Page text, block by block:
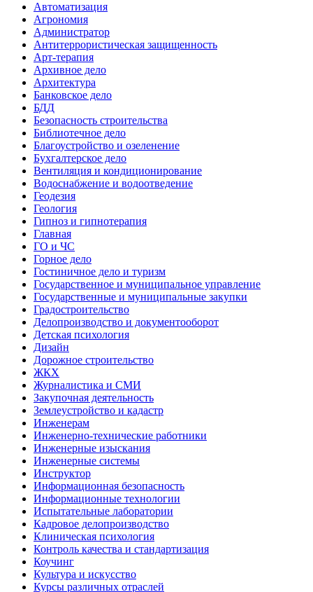
Автоматизация
Агрономия
Администратор
Антитеррористическая защищенность
Арт-терапия
Архивное дело
Архитектура
Банковское дело
БДД
Безопасность строительства
Библиотечное дело
Благоустройство и озеленение
Бухгалтерское дело
Вентиляция и кондиционирование
Водоснабжение и водоотведение
Геодезия
Геология
Гипноз и гипнотерапия
Главная
ГО и ЧС
Горное дело
Гостиничное дело и туризм
Государственное и муниципальное управление
Государственные и муниципальные закупки
Градостроительство
Делопроизводство и документооборот
Детская психология
Дизайн
Дорожное строительство
ЖКХ
Журналистика и СМИ
Закупочная деятельность
Землеустройство и кадастр
Инженерам
Инженерно-технические работники
Инженерные изыскания
Инженерные системы
Инструктор
Информационная безопасность
Информационные технологии
Испытательные лаборатории
Кадровое делопроизводство
Клиническая психология
Контроль качества и стандартизация
Коучинг
Культура и искусство
Курсы различных отраслей